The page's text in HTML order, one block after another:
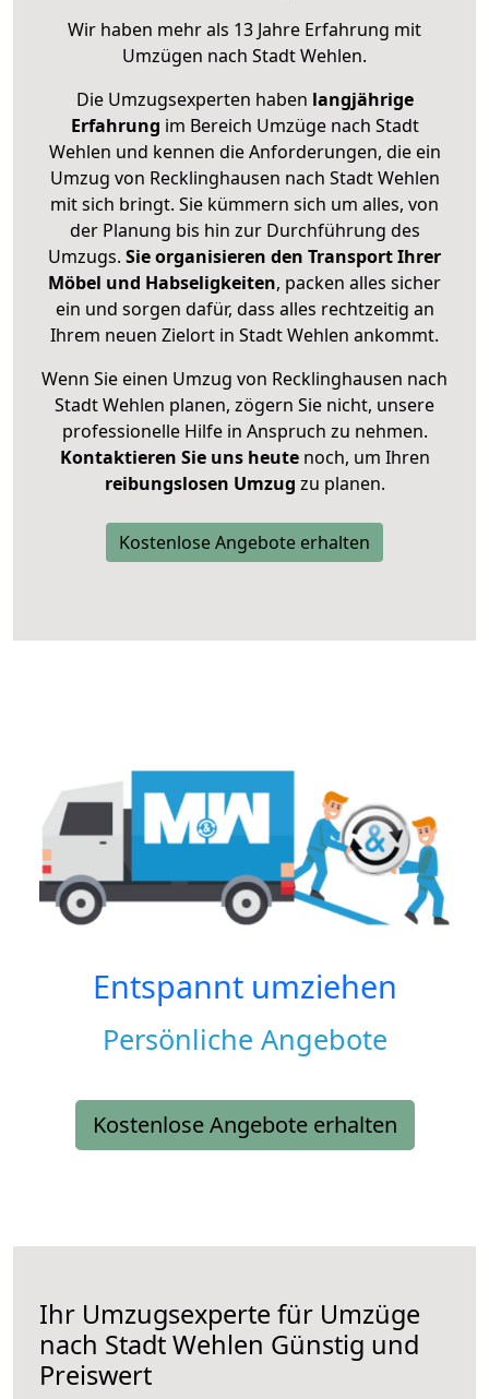
Wir haben mehr als 13 Jahre Erfahrung mit
Umzügen nach Stadt Wehlen.
Die Umzugsexperten haben langjährige
Erfahrung im Bereich Umzüge nach Stadt
Wehlen und kennen die Anforderungen, die ein
Umzug von Recklinghausen nach Stadt Wehlen
mit sich bringt. Sie kümmern sich um alles, von
der Planung bis hin zur Durchführung des
Umzugs. Sie organisieren den Transport Ihrer
Möbel und Habseligkeiten, packen alles sicher
ein und sorgen dafür, dass alles rechtzeitig an
Ihrem neuen Zielort in Stadt Wehlen ankommt.
Wenn Sie einen Umzug von Recklinghausen nach
Stadt Wehlen planen, zögern Sie nicht, unsere
professionelle Hilfe in Anspruch zu nehmen.
Kontaktieren Sie uns heutenoch, um Ihren
reibungslosen Umzug zu planen.
Kostenlose Angebote erhalten
Entspannt umziehen
Persönliche Angebote
Kostenlose Angebote erhalten
Ihr Umzugsexperte für Umzüge
nach Stadt Wehlen Günstig und
Preiswert